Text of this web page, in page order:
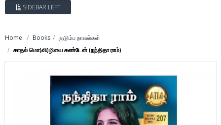
SIDEBAR LEFT
Home Books
குடும்ப நாவல்கள்
காதல் மொ(வி)ழியை கண்டேன் (நந்திதா ராம்)